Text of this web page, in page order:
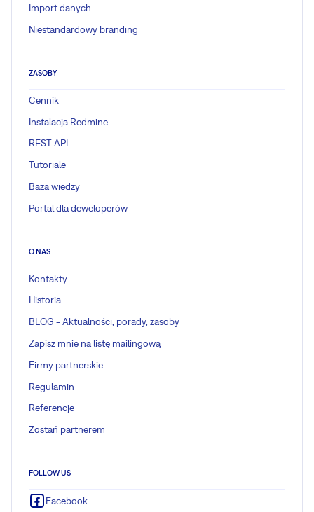
Import danych
Niestandardowy branding
ZASOBY
Cennik
Instalacja Redmine
REST API
Tutoriale
Baza wiedzy
Portal dla deweloperów
O NAS
Kontakty
Historia
BLOG - Aktualności, porady, zasoby
Zapisz mnie na listę mailingową
Firmy partnerskie
Regulamin
Referencje
Zostań partnerem
FOLLOW US
Facebook